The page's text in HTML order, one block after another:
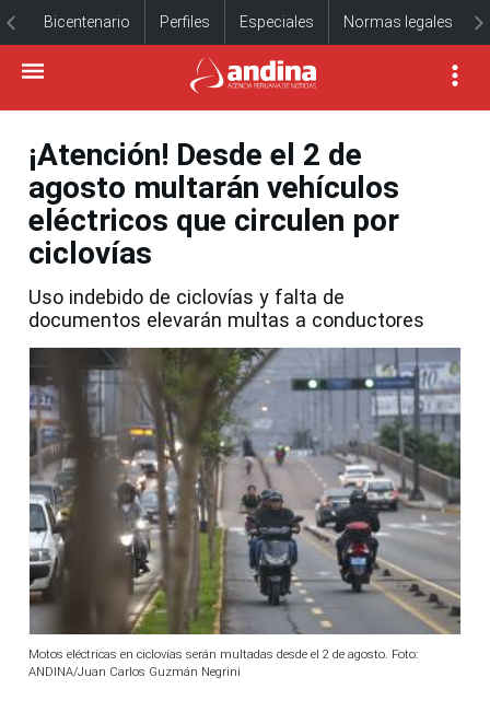
Bicentenario Perfiles Especiales Normas legales
¡Atención! Desde el 2 de
agosto multarán vehículos
eléctricos que circulen por
ciclovías
Uso indebido de ciclovías y falta de
documentos elevarán multas a conductores
Motos eléctricas en ciclovías serán multadas desde el 2 de agosto. Foto:
ANDINA/Juan Carlos Guzmán Negrini